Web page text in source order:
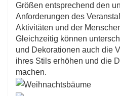
Größen entsprechend den
Anforderungen des
Aktivitäten und der
Gleichzeitig können
und Dekorationen auch die
ihres Stils erhöhen und die
machen.